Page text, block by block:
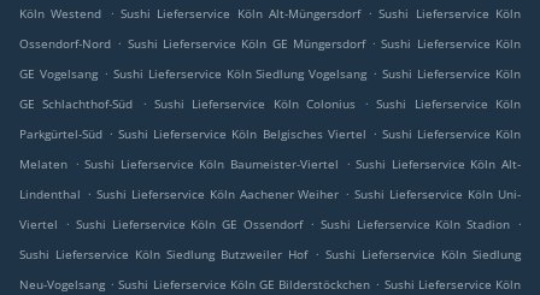
Köln Westend
. Sushi Lieferservice Köln Alt-Müngersdorf . Sushi Lieferservice Köln
Ossendorf-Nord . Sushi Lieferservice Köln GE Müngersdorf . Sushi Lieferservice Köln
GE Vogelsang . Sushi Lieferservice Köln Siedlung Vogelsang . Sushi Lieferservice Köln
GE Schlachthof-Süd
. Sushi Lieferservice Köln Colonius . Sushi Lieferservice Köln
Parkgürtel-Süd . Sushi Lieferservice Köln Belgisches Viertel . Sushi Lieferservice Köln
Melaten . Sushi Lieferservice Köln Baumeister-Viertel . Sushi Lieferservice Köln Alt-
Lindenthal . Sushi Lieferservice Köln Aachener Weiher . Sushi Lieferservice Köln Uni-
Viertel
. Sushi Lieferservice Köln GE Ossendorf . Sushi Lieferservice Köln Stadion .
Sushi Lieferservice Köln Siedlung Butzweiler Hof . Sushi Lieferservice Köln Siedlung
Neu-Vogelsang . Sushi Lieferservice Köln GE Bilderstöckchen . Sushi Lieferservice Köln